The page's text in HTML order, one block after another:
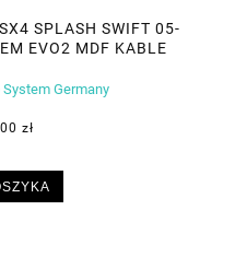
SPLASH SWIFT 05-
EVO2 MDF KABLE
System Germany
zł